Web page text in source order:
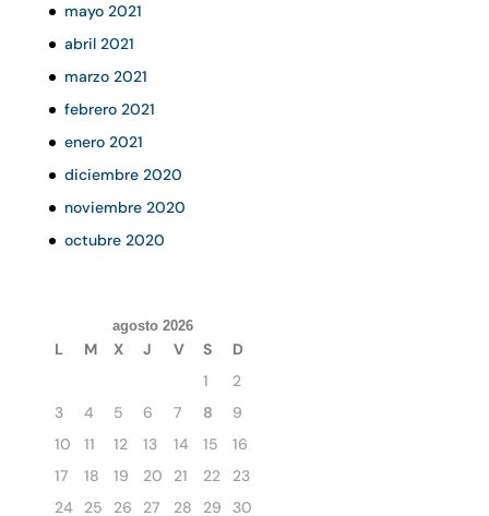
mayo 2021
abril 2021
marzo 2021
febrero 2021
enero 2021
diciembre 2020
noviembre 2020
octubre 2020
agosto 2026
L M X J V S
D
1
2
3
4 5 6 7 8
9
10
11 12 13 14 15
16
17
18 19 20 21 22
23
24
25 26 27 28 29
30